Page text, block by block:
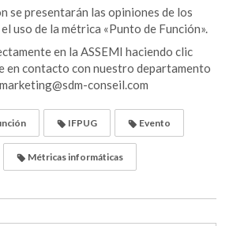
se presentarán las opiniones de los
uso de la métrica «Punto de Función».
en la ASSEMI haciendo clic
en contacto con nuestro departamento
conseil.com
IFPUG Evento
Métricas informáticas